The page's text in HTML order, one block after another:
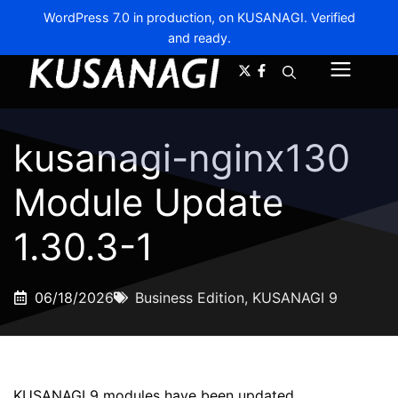
WordPress 7.0 in production, on KUSANAGI. Verified
and ready.
kusanagi-nginx130
Module Update
1.30.3-1
06/18/2026 Business Edition, KUSANAGI 9
A- A+